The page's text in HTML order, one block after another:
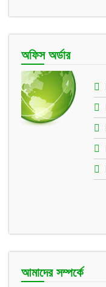
অফিস অর্ডার
আমাদের সম্পর্কে